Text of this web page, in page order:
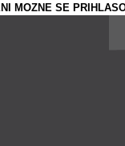
MOZNE SE